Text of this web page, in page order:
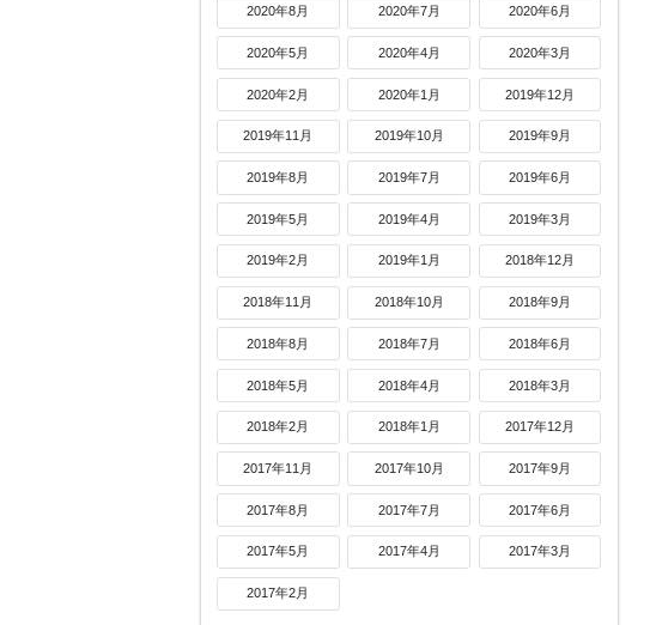
2020年8月 2020年7月 2020年6月
2020年5月 2020年4月 2020年3月
2020年2月 2020年1月 2019年12月
2019年11月 2019年10月 2019年9月
2019年8月 2019年7月 2019年6月
2019年5月 2019年4月 2019年3月
2019年2月 2019年1月 2018年12月
2018年11月 2018年10月 2018年9月
2018年8月 2018年7月 2018年6月
2018年5月 2018年4月 2018年3月
2018年2月 2018年1月 2017年12月
2017年11月 2017年10月 2017年9月
2017年8月 2017年7月 2017年6月
2017年5月 2017年4月 2017年3月
2017年2月